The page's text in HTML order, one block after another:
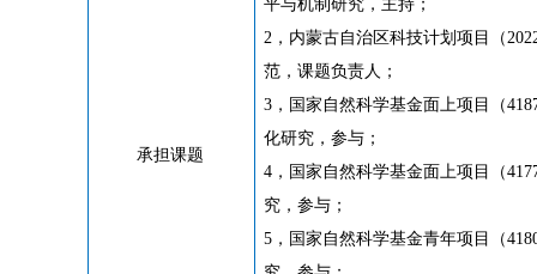
承担课题
平与机制研究，主持；
2，内蒙古自治区科技计划项目（
范，课题负责人；
3，国家自然科学基金面上项目（
化研究，参与；
4，国家自然科学基金面上项目（
究，参与；
5，国家自然科学基金青年项目（